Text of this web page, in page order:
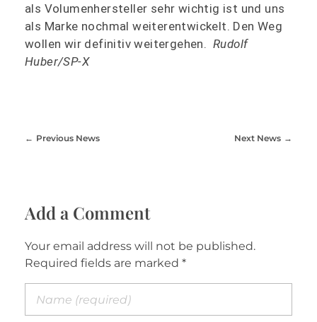
als Volumenhersteller sehr wichtig ist und uns
als Marke nochmal weiterentwickelt. Den Weg
wollen wir definitiv weitergehen. Rudolf
Huber/SP-X
Previous News Next News
Add a Comment
Your email address will not be published.
Required fields are marked *